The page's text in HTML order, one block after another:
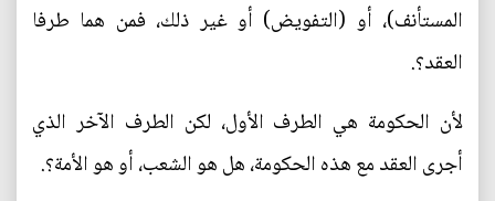
المستأنف)، أو (التفويض) أو غير ذلك، فمن هما طرفا
العقد؟.
لأن الحكومة هي الطرف الأول، لكن الطرف الآخر الذي
أجرى العقد مع هذه الحكومة، هل هو الشعب، أو هو الأمة؟.